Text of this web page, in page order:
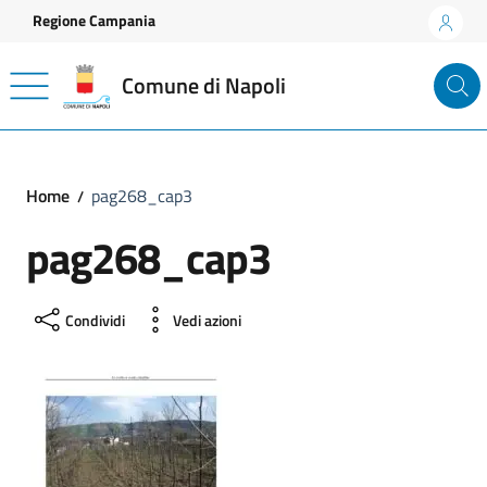
Vai ai contenuti
Vai al footer
Regione Campania
Comune di Napoli
Home pag268_cap3
pag268_cap3
Condividi Vedi azioni